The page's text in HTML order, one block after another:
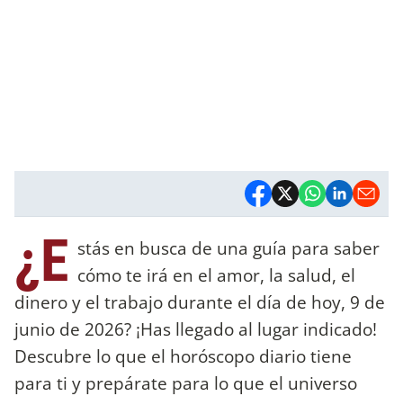
¿E stás en busca de una guía para saber
cómo te irá en el amor, la salud, el
dinero y el trabajo durante el día de hoy, 9 de
junio de 2026? ¡Has llegado al lugar indicado!
Descubre lo que el horóscopo diario tiene
para ti y prepárate para lo que el universo